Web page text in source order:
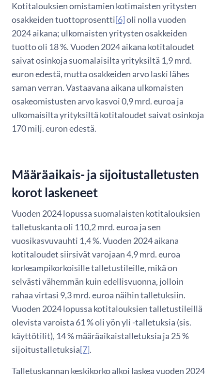
Kotitalouksien omistamien kotimaisten yritysten
osakkeiden tuottoprosentti[6]oli nolla vuoden
2024 aikana; ulkomaisten yritysten osakkeiden
tuotto oli 18 %. Vuoden 2024 aikana kotitaloudet
saivat osinkoja suomalaisilta yrityksiltä 1,9 mrd.
euron edestä, mutta osakkeiden arvo laski lähes
saman verran. Vastaavana aikana ulkomaisten
osakeomistusten arvo kasvoi 0,9 mrd. euroa ja
ulkomaisilta yrityksiltä kotitaloudet saivat osinkoja
170 milj. euron edestä.
Määräaikais- ja sijoitustalletusten
korot laskeneet
Vuoden 2024 lopussa suomalaisten kotitalouksien
talletuskanta oli 110,2 mrd. euroa ja sen
vuosikasvuvauhti 1,4 %. Vuoden 2024 aikana
kotitaloudet siirsivät varojaan 4,9 mrd. euroa
korkeampikorkoisille talletustileille, mikä on
selvästi vähemmän kuin edellisvuonna, jolloin
rahaa virtasi 9,3 mrd. euroa näihin talletuksiin.
Vuoden 2024 lopussa kotitalouksien talletustileillä
olevista varoista 61 % oli yön yli -talletuksia (sis.
käyttötilit), 14 % määräaikaistalletuksia ja 25 %
sijoitustalletuksia[7].
Talletuskannan keskikorko alkoi laskea vuoden 2024